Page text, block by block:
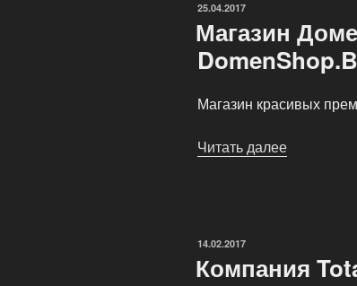
ОПУБЛИКОВАНО
25.04.2017
Магазин
Магазин красивых
Читать далее
ОПУБЛИКОВАНО
14.02.2017
Компания